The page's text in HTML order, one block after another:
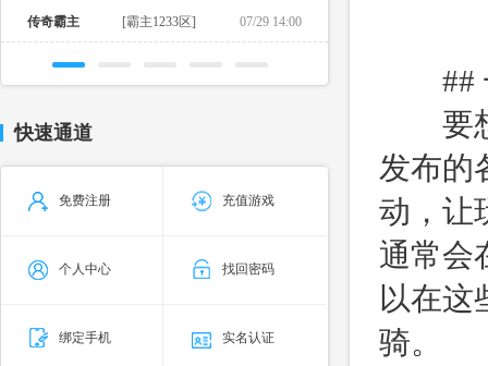
传奇霸主 [霸主1233区] 07/29 14:00
快速通道
免费注册 充值游戏
个人中心 找回密码
绑定手机 实名认证
## 一
要想
发布的
动，让
通常会
以在这
骑。